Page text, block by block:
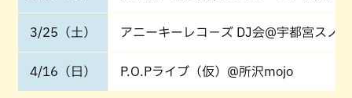
3/25（土） アニーキーレコ－ズ DJ会@宇都宮スノ
4/16（日） P.O.Pライブ（仮）@所沢mojo